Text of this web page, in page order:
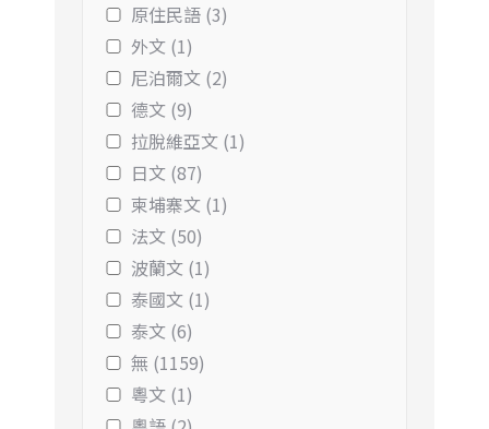
原住民語 (3)
外文 (1)
尼泊爾文 (2)
德文 (9)
拉脫維亞文 (1)
日文 (87)
柬埔寨文 (1)
法文 (50)
波蘭文 (1)
泰國文 (1)
泰文 (6)
無 (1159)
粵文 (1)